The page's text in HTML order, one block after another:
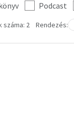
Podcast
száma: 2 Rendezés: